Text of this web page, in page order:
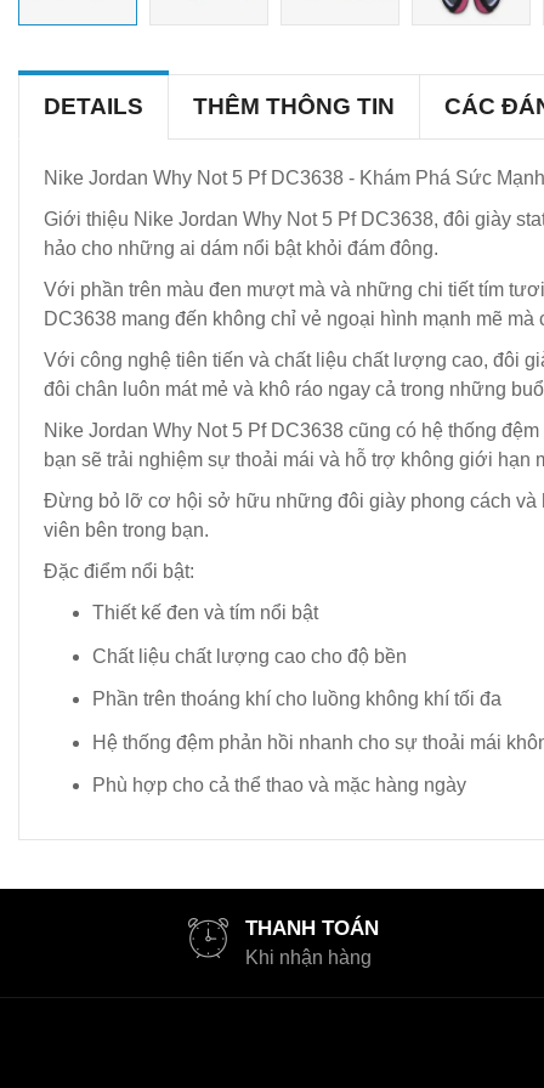
DETAILS THÊM THÔNG TIN CÁC
Nike Jordan Why Not 5 Pf DC3638 - Khám Phá Sức
Giới thiệu Nike Jordan Why Not 5 Pf DC3638, đôi giày
hảo cho những ai dám nổi bật khỏi đám đông.
Với phần trên màu đen mượt mà và những chi tiết tím
DC3638 mang đến không chỉ vẻ ngoại hình mạnh mẽ mà
Với công nghệ tiên tiến và chất liệu chất lượng cao, đôi
đôi chân luôn mát mẻ và khô ráo ngay cả trong những
Nike Jordan Why Not 5 Pf DC3638 cũng có hệ thống
bạn sẽ trải nghiệm sự thoải mái và hỗ trợ không giới hạn
Đừng bỏ lỡ cơ hội sở hữu những đôi giày phong cách và
viên bên trong bạn.
Đặc điểm nổi bật:
Thiết kế đen và tím nổi bật
Chất liệu chất lượng cao cho độ bền
Phần trên thoáng khí cho luồng không khí tối đa
Hệ thống đệm phản hồi nhanh cho sự thoải mái
Phù hợp cho cả thể thao và mặc hàng ngày
THANH TOÁN
Khi nhận hàng